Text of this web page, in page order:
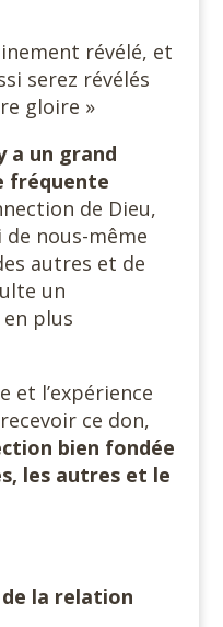
révélé, et
serez révélés
gloire »
a un grand
fréquente
de Dieu,
nous-même
autres et de
un
plus
et l’expérience
ce don,
bien fondée
les autres et le
la relation